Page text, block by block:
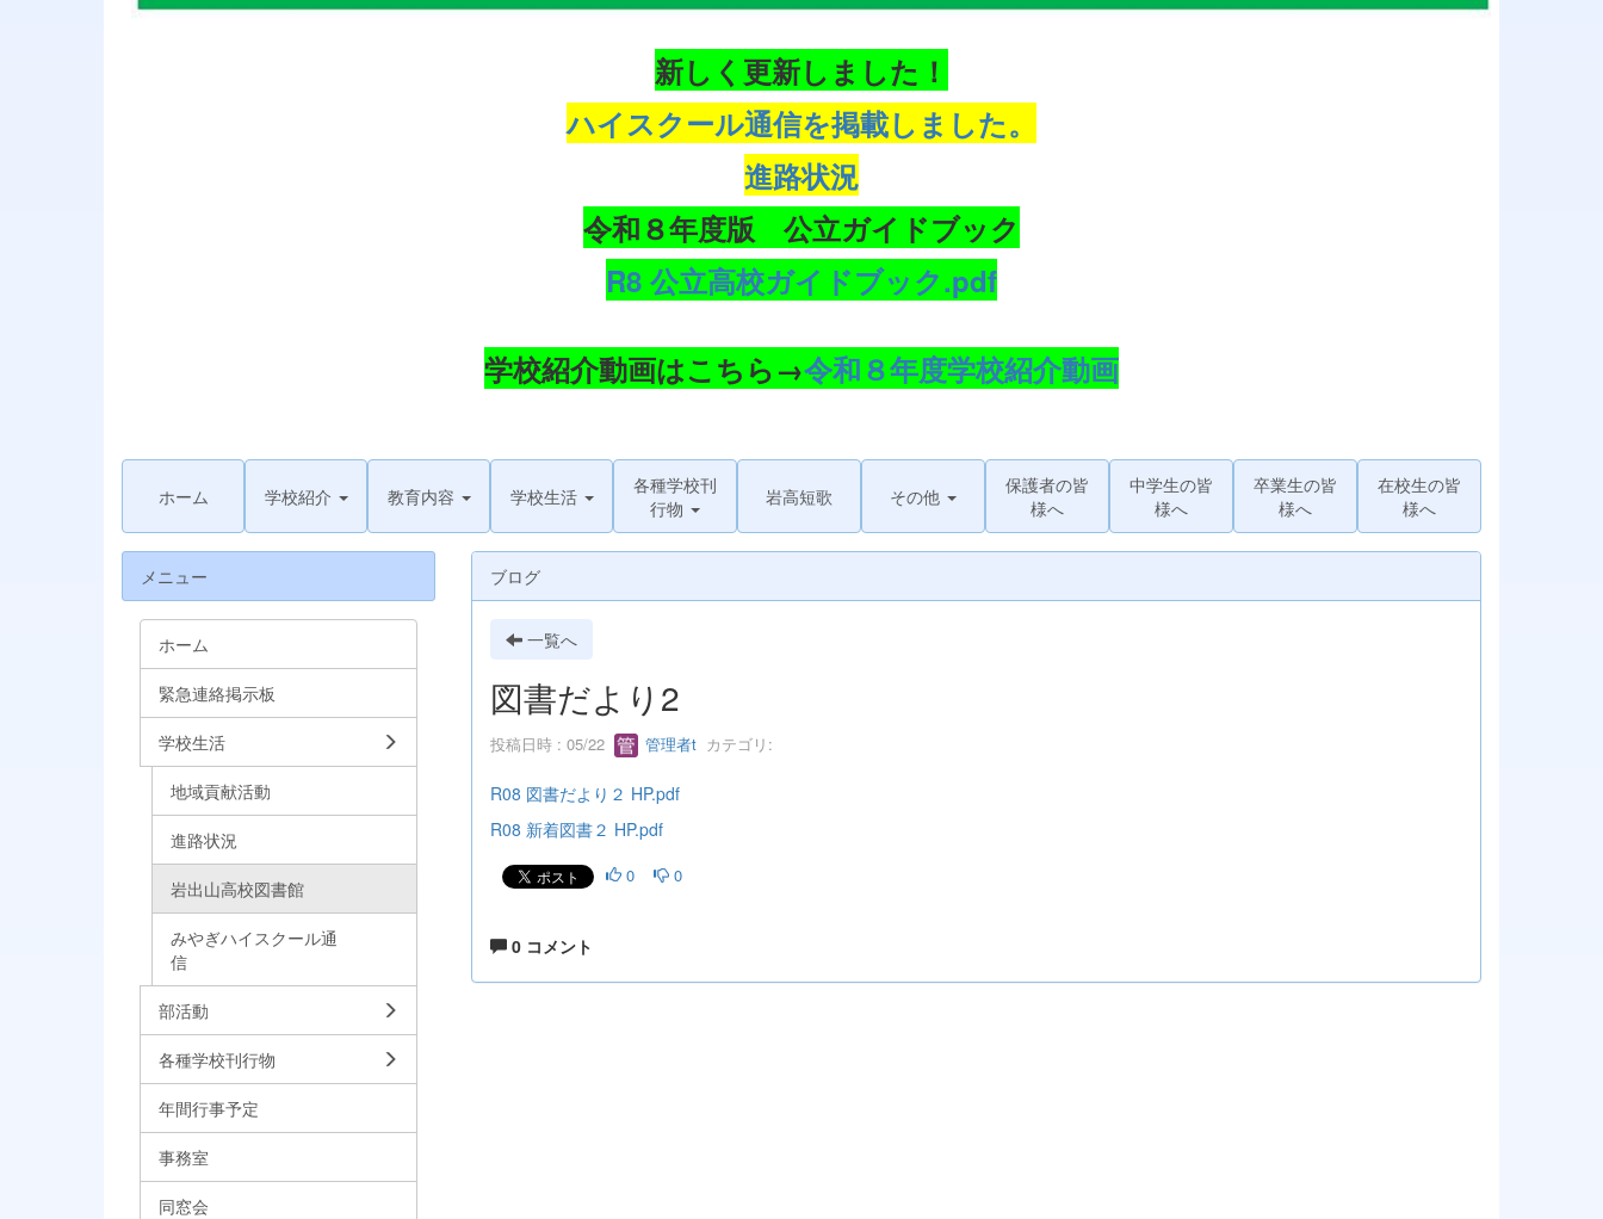
新しく更新しました！
ハイスクール通信を掲載しました。
進路状況
令和８年度版 公立ガイドブック
R8 公立高校ガイドブック.pdf
学校紹介動画はこちら→令和８年度学校紹介動画
ホーム 学校紹介 教育内容 学校生活
各種学校刊
行物
岩高短歌 その他
保護者の皆
様へ
中学生の皆
様へ
卒業生の皆
様へ
在校生の皆
様へ
ブログ
一覧へ
図書だより2
投稿日時 : 05/22 管理者tカテゴリ:
R08 図書だより２ HP.pdf
R08 新着図書２ HP.pdf
0 0
0 コメント
メニュー
ホーム
緊急連絡掲示板
学校生活
地域貢献活動
進路状況
岩出山高校図書館
みやぎハイスクール通
信
部活動
各種学校刊行物
年間行事予定
事務室
同窓会